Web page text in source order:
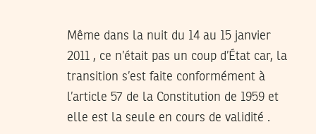
Même dans la nuit du 14 au 15 janvier
2011 , ce n’était pas un coup d’État car, la
transition s’est faite conformément à
l’article 57 de la Constitution de 1959 et
elle est la seule en cours de validité .